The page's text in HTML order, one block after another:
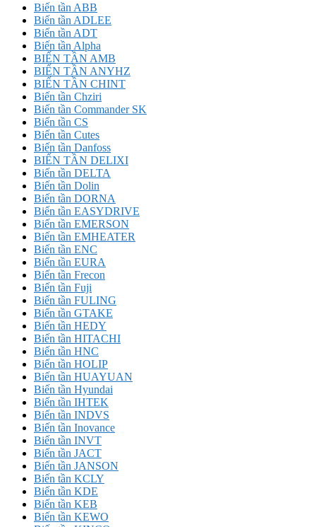
Biến tần ABB
Biến tần ADLEE
Biến tần ADT
Biến tần Alpha
BIẾN TẦN AMB
BIẾN TẦN ANYHZ
BIẾN TẦN CHINT
Biến tần Chziri
Biến tần Commander SK
Biến tần CS
Biến tần Cutes
Biến tần Danfoss
BIẾN TẦN DELIXI
Biến tần DELTA
Biến tần Dolin
Biến tần DORNA
Biến tần EASYDRIVE
Biến tần EMERSON
Biến tần EMHEATER
Biến tần ENC
Biến tần EURA
Biến tần Frecon
Biến tần Fuji
Biến tần FULING
Biến tần GTAKE
Biến tần HEDY
Biến tần HITACHI
Biến tần HNC
Biến tần HOLIP
Biến tần HUAYUAN
Biến tần Hyundai
Biến tần IHTEK
Biến tần INDVS
Biến tần Inovance
Biến tần INVT
Biến tần JACT
Biến tần JANSON
Biến tần KCLY
Biến tần KDE
Biến tần KEB
Biến tần KEWO